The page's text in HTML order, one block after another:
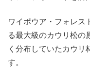
ワイポウア・フォレス
る最大級のカウリ松の
く分布していたカウリ
す。